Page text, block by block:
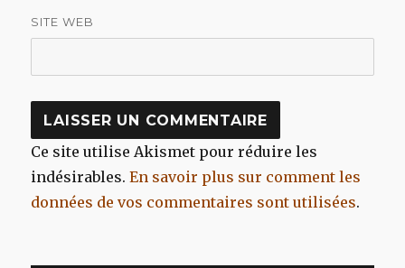
SITE WEB
Ce site utilise Akismet pour réduire les
indésirables.En savoir plus sur comment les
données de vos commentaires sont utilisées.